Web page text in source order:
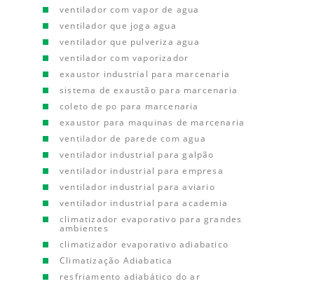
ventilador com vapor de agua
ventilador que joga agua
ventilador que pulveriza agua
ventilador com vaporizador
exaustor industrial para marcenaria
sistema de exaustão para marcenaria
coleto de po para marcenaria
exaustor para maquinas de marcenaria
ventilador de parede com agua
ventilador industrial para galpão
ventilador industrial para empresa
ventilador industrial para aviario
ventilador industrial para academia
climatizador evaporativo para grandes
ambientes
climatizador evaporativo adiabatico
Climatização Adiabatica
resfriamento adiabático do ar